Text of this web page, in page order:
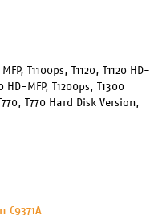
T1100ps, T1120, T1120 HD-
HD-MFP, T1200ps, T1300
T770 Hard Disk Version,
C9371A